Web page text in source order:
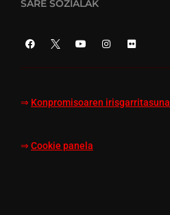
SARE SOZIALAK
⇒ Konpromisoaren irisgarritasuna
⇒ Cookie panela